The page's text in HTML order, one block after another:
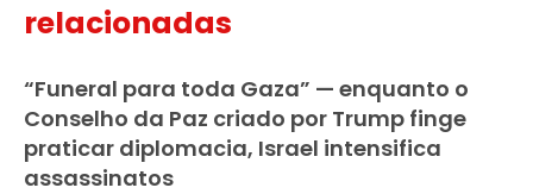
relacionadas
“Funeral para toda Gaza” — enquanto o
Conselho da Paz criado por Trump finge
praticar diplomacia, Israel intensifica
assassinatos